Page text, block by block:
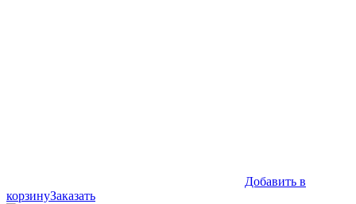
Добавить в
корзинуЗаказать